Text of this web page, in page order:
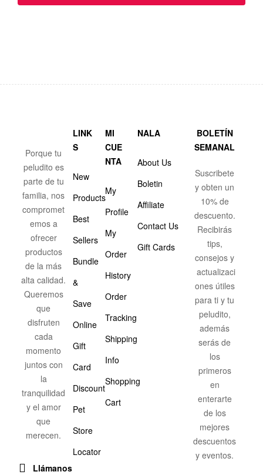
Porque tu
peludito es
parte de tu
familia, nos
compromet
emos a
ofrecer
productos
de la más
alta calidad.
Queremos
que
disfruten
cada
momento
juntos con
la
tranquilidad
y el amor
que
merecen.
Llámanos
LINK
S
New
Products
Best
Sellers
Bundle
&
Save
Online
Gift
Card
Discount
Pet
Store
Locator
MI
CUE
NTA
My
Profile
My
Order
History
Order
Tracking
Shipping
Info
Shopping
Cart
NALA
About Us
Boletin
Affiliate
Contact Us
Gift Cards
BOLETÍN
SEMANAL
Suscribete
y obten un
10% de
descuento.
Recibirás
tips,
consejos y
actualizaci
ones útiles
para ti y tu
peludito,
además
serás de
los
primeros
en
enterarte
de los
mejores
descuentos
y eventos.